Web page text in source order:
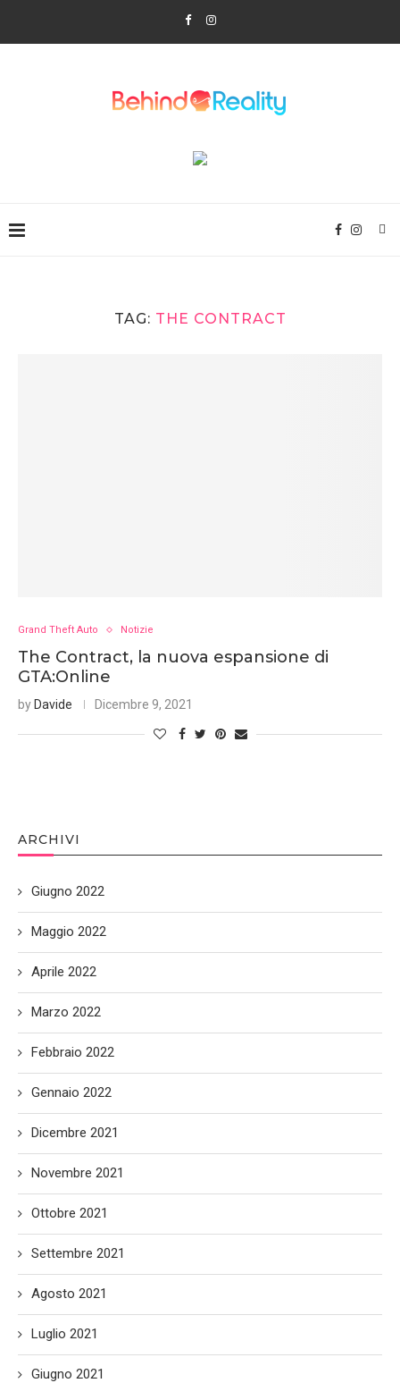
TAG: THE CONTRACT
Grand Theft Auto Notizie
The Contract, la nuova espansione di
GTA:Online
by Davide Dicembre 9, 2021
ARCHIVI
Giugno 2022
Maggio 2022
Aprile 2022
Marzo 2022
Febbraio 2022
Gennaio 2022
Dicembre 2021
Novembre 2021
Ottobre 2021
Settembre 2021
Agosto 2021
Luglio 2021
Giugno 2021